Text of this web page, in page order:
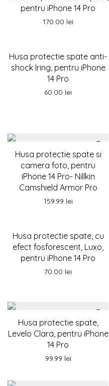
pentru iPhone 14 Pro
170.00 lei
Husa protectie spate anti-
shock Iring, pentru iPhone
14 Pro
60.00 lei
Husa protectie spate si
camera foto, pentru
iPhone 14 Pro- Nillkin
Camshield Armor Pro
159.99 lei
Husa protectie spate, cu
efect fosforescent, Luxo,
pentru iPhone 14 Pro
70.00 lei
Husa protectie spate,
Levelo Clara, pentru iPhone
14 Pro
99.99 lei